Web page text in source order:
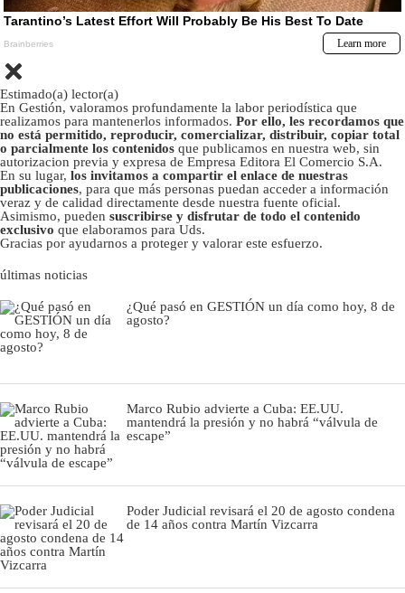
Estimado(a) lector(a)
En Gestión, valoramos profundamente la labor periodística que
realizamos para mantenerlos informados. Por ello, les recordamos que
no está permitido, reproducir, comercializar, distribuir, copiar total
o parcialmente los contenidos que publicamos en nuestra web, sin
autorizacion previa y expresa de Empresa Editora El Comercio S.A.
En su lugar, los invitamos a compartir el enlace de nuestras
publicaciones, para que más personas puedan acceder a información
veraz y de calidad directamente desde nuestra fuente oficial.
Asimismo, pueden suscribirse y disfrutar de todo el contenido
exclusivo que elaboramos para Uds.
Gracias por ayudarnos a proteger y valorar este esfuerzo.
últimas noticias
¿Qué pasó en GESTIÓN un día como hoy, 8 de
agosto?
Marco Rubio advierte a Cuba: EE.UU.
mantendrá la presión y no habrá “válvula de
escape”
Poder Judicial revisará el 20 de agosto condena
de 14 años contra Martín Vizcarra